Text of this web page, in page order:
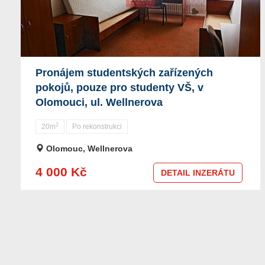
Pronájem studentských zařízených
pokojů, pouze pro studenty VŠ, v
Olomouci, ul. Wellnerova
20m 2 Po rekonstrukci
Olomouc, Wellnerova
4 000 Kč DETAIL INZERÁTU